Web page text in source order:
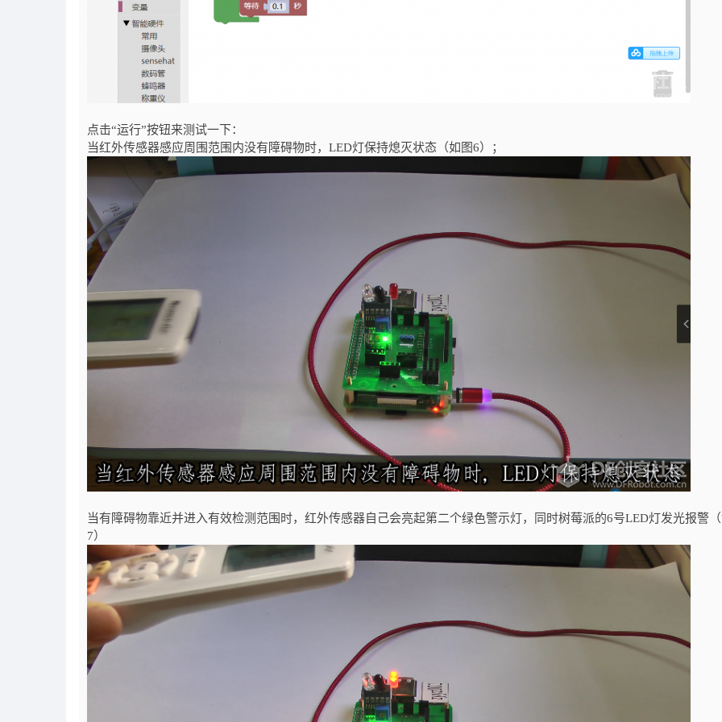
点击“运行”按钮来测试一下：
当红外传感器感应周围范围内没有障碍物时，LED灯保持熄灭状态（如图6）；
当有障碍物靠近并进入有效检测范围时，红外传感器自己会亮起第二个绿色警示灯，同时树莓派的6号LED灯发光报警
7）